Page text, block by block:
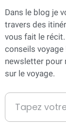
Dans le blog je
travers des
vous fait le
conseils voyage
newsletter pour
sur le voyage.